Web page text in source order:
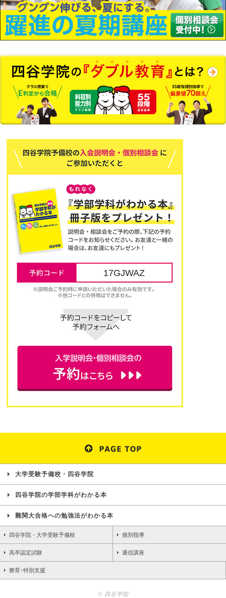
17GJWAZ
大学受験予備校・四谷学院
四谷学院の学部学科がわかる本
難関大合格への勉強法がわかる本
四谷学院 - 大学受験予備校 個別指導
高卒認定試験 通信講座
療育･特別支援
© 四谷学院